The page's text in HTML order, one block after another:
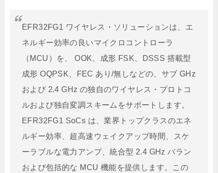
EFR32FG1 ワイヤレス・ソリューションは、エ
ネルギー効率の良いマイクロコントローラ
（MCU）を、 OOK、成形 FSK、DSSS 搭載型
成形 OQPSK、FEC あり/無しなどの、サブ GHz
および 2.4 GHz の独自のワイヤレス・プロトコ
ルおよび独自変調スキームをサポートします。
EFR32FG1 SoCs は、業界トップクラスのエネ
ルギー効率、超高速ウェイクアップ時間、スケ
ーラブルな電力アンプ、統合型 2.4 GHz バラン
および包括的な MCU 機能を提供します。この